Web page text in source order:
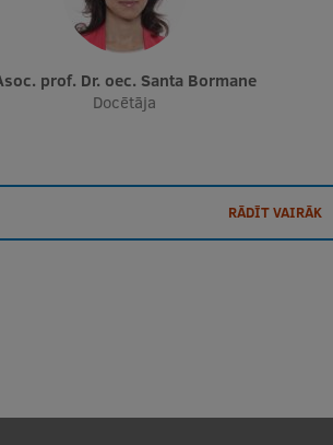
Asoc. prof. Dr. oec. Santa Bormane
Docētāja
RĀDĪT VAIRĀK